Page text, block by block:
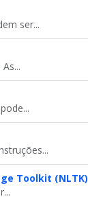
ser...
Toolkit (NLTK)